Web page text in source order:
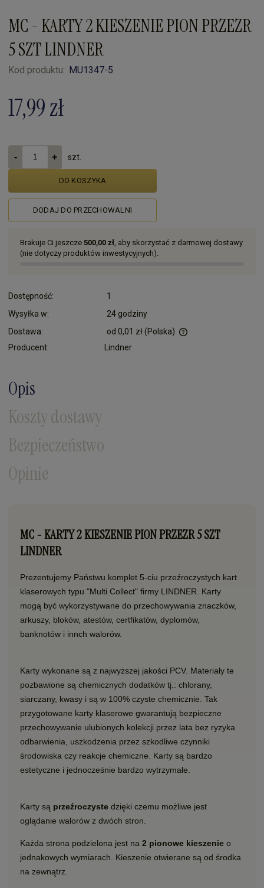
MC - KARTY 2 KIESZENIE PION PRZEZR
5 SZT LINDNER
Kod produktu: MU1347-5
17,99 zł
szt.
DO KOSZYKA
DODAJ DO PRZECHOWALNI
Brakuje Ci jeszcze 500,00 zł , aby skorzystać z darmowej dostawy
(nie dotyczy produktów inwestycyjnych).
Dostępność:
1
Wysyłka w:
24 godziny
Dostawa:
od 0,01 zł(Polska)
Producent: Lindner
Opis
Koszty dostawy
Bezpieczeństwo
Opinie
MC - KARTY 2 KIESZENIE PION PRZEZR 5 SZT
LINDNER
Prezentujemy Państwu komplet 5-ciu przeźroczystych kart
klaserowych typu "Multi Collect" firmy LINDNER. Karty
mogą być wykorzystywane do przechowywania znaczków,
arkuszy, bloków, atestów, certfikatów, dyplomów,
banknotów i innch walorów.
Karty wykonane są z najwyższej jakości PCV. Materiały te
pozbawione są chemicznych dodatków tj.: chlorany,
siarczany, kwasy i są w 100% czyste chemicznie. Tak
przygotowane karty klaserowe gwarantują bezpieczne
przechowywanie ulubionych kolekcji przez lata bez ryzyka
odbarwienia, uszkodzenia przez szkodliwe czynniki
środowiska czy reakcje chemiczne. Karty są bardzo
estetyczne i jednocześnie bardzo wytrzymałe.
Karty są przeźroczyste dzięki czemu możliwe jest
oglądanie walorów z dwóch stron.
Każda strona podzielona jest na 2 pionowe kieszenie o
jednakowych wymiarach. Kieszenie otwierane są od środka
na zewnątrz.